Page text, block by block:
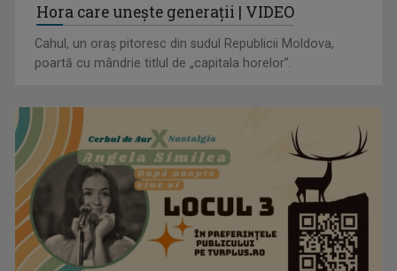
Hora care unește generații | VIDEO
Cahul, un oraș pitoresc din sudul Republicii Moldova,
poartă cu mândrie titlul de „capitala horelor”.